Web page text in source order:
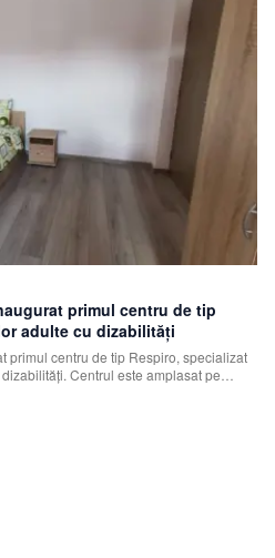
primul centru de tip
adulte cu dizabilități
primul centru de tip Respiro, specializat
Centrul este amplasat pe